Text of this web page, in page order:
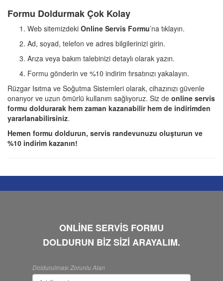
Formu Doldurmak Çok Kolay
Web sitemizdeki Online Servis Formu’na tıklayın.
Ad, soyad, telefon ve adres bilgilerinizi girin.
Arıza veya bakım talebinizi detaylı olarak yazın.
Formu gönderin ve %10 indirim fırsatınızı yakalayın.
Rüzgar Isıtma ve Soğutma Sistemleri olarak, cihazınızı güvenle
onarıyor ve uzun ömürlü kullanım sağlıyoruz. Siz de online servis
formu doldurarak hem zaman kazanabilir hem de indirimden
yararlanabilirsiniz.
Hemen formu doldurun, servis randevunuzu oluşturun ve
%10 indirim kazanın!
ONLİNE SERVİS FORMU
DOLDURUN BİZ SİZİ ARAYALIM.
Doldurulması Zorunlu Alan